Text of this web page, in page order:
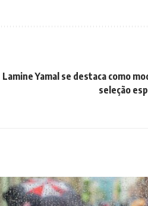
Lamine Yamal se destaca como
seleção